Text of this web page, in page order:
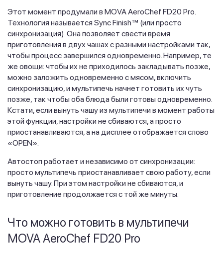
Этот момент продумали в MOVA AeroChef FD20 Pro.
Технология называется Sync Finish™ (или просто
синхронизация). Она позволяет свести время
приготовления в двух чашах с разными настройками так,
чтобы процесс завершился одновременно. Например, те
же овощи: чтобы их не приходилось закладывать позже,
можно заложить одновременно с мясом, включить
синхронизацию, и мультипечь начнет готовить их чуть
позже, так чтобы оба блюда были готовы одновременно.
Кстати, если вынуть чашу из мультипечи в момент работы
этой функции, настройки не сбиваются, а просто
приостанавливаются, а на дисплее отображается слово
«OPEN».
Автостоп работает и независимо от синхронизации:
просто мультипечь приостанавливает свою работу, если
вынуть чашу. При этом настройки не сбиваются, и
приготовление продолжается с той же минуты.
Что можно готовить в мультипечи
MOVA AeroChef FD20 Pro